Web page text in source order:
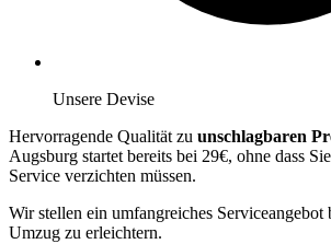
Unsere Devise
Hervorragende Qualität zu unschlagbaren
Augsburg startet bereits bei 29€, ohne dass
Service verzichten müssen.
Wir stellen ein umfangreiches Serviceangebot
Umzug zu erleichtern.